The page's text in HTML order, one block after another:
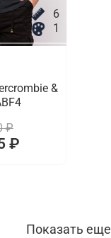
6
1
&
₽
₽
Показать еще